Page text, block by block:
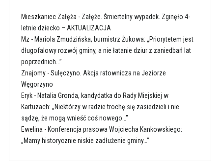
Mieszkaniec Załęża - Załęże. Śmiertelny wypadek. Zginęło 4-
letnie dziecko – AKTUALIZACJA
Mz -Mariola Zmudzińska, burmistrz Żukowa: „Priorytetem jest
długofalowy rozwój gminy, a nie łatanie dziur z zaniedbań lat
poprzednich…”
Znajomy-Sulęczyno. Akcja ratownicza na Jeziorze
Węgorzyno
Eryk-Natalia Gronda, kandydatka do Rady Miejskiej w
Kartuzach: „Niektórzy w radzie trochę się zasiedzieli i nie
sądzę, że mogą wnieść coś nowego…”
Ewelina -Konferencja prasowa Wojciecha Kankowskiego:
„Mamy historycznie niskie zadłużenie gminy…”